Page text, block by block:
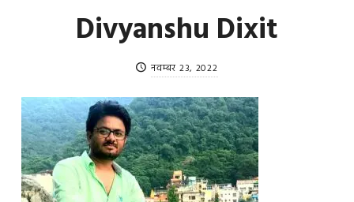
Divyanshu Dixit
नवम्बर 23, 2022